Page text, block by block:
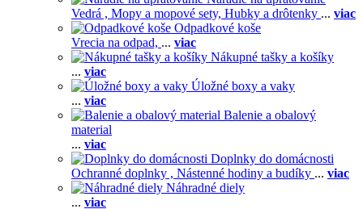
Vedrá , Mopy a mopové sety, Hubky a drôtenky ... viac
Odpadkové koše
Vrecia na odpad, ... viac
Nákupné tašky a košíky
... viac
Úložné boxy a vaky
... viac
Balenie a obalový
material
... viac
Doplnky do domácnosti
Ochranné doplnky , Nástenné hodiny a budíky ... viac
Náhradné diely
... viac